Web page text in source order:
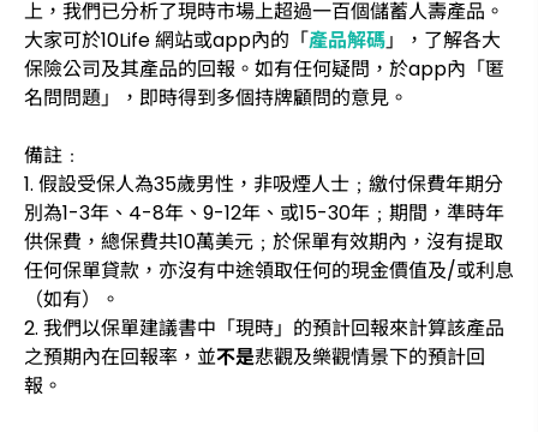
上，我們已分析了現時市場上超過一百個儲蓄人壽產品。
大家可於10Life 網站或app內的「產品解碼」，了解各大
保險公司及其產品的回報。如有任何疑問，於app內「匿
名問問題」，即時得到多個持牌顧問的意見。
備註﹕
1. 假設受保人為35歲男性，非吸煙人士﹔繳付保費年期分
別為1-3年、4-8年、9-12年、或15-30年﹔期間，準時年
供保費，總保費共10萬美元﹔於保單有效期內，沒有提取
任何保單貸款，亦沒有中途領取任何的現金價值及/或利息
（如有）。
2. 我們以保單建議書中「現時」的預計回報來計算該產品
之預期內在回報率，並不是悲觀及樂觀情景下的預計回
報。